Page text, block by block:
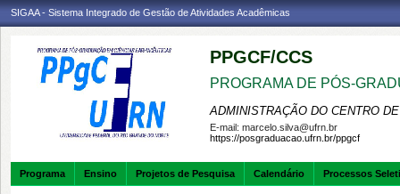
SIGAA - Sistema Integrado de Gestão de Atividades Acadêmicas
PPGCF/CCS
PROGRAMA DE PÓS-
ADMINISTRAÇÃO DO CENTRO
E-mail: marcelo.silva@ufrn.br
https://posgraduacao.ufrn.br/ppgcf
Programa Ensino Projetos de Pesquisa Calendário Processos